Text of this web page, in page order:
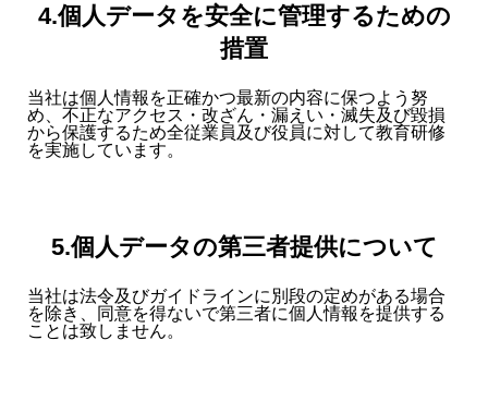
4.個人データを安全に管理するための
措置
当社は個人情報を正確かつ最新の内容に保つよう努
め、不正なアクセス・改ざん・漏えい・滅失及び毀損
から保護するため全従業員及び役員に対して教育研修
を実施しています。
5.個人データの第三者提供について
当社は法令及びガイドラインに別段の定めがある場合
を除き、同意を得ないで第三者に個人情報を提供する
ことは致しません。